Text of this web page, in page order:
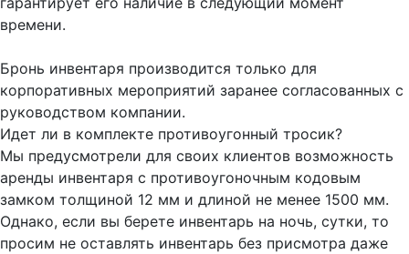
времени.
Бронь инвентаря производится только для
корпоративных мероприятий заранее согласованных с
руководством компании.
Идет ли в комплекте противоугонный тросик?
Мы предусмотрели для своих клиентов возможность
аренды инвентаря с противоугоночным кодовым
замком толщиной 12 мм и длиной не менее 1500 мм.
Однако, если вы берете инвентарь на ночь, сутки, то
просим не оставлять инвентарь без присмотра даже